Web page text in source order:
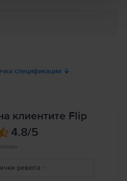
за безопасност
спецификации
клиентите Flip
4.8/5
ревюта